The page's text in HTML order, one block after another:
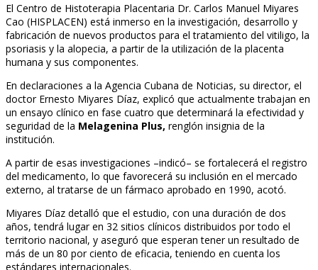
El Centro de Histoterapia Placentaria Dr. Carlos Manuel Miyares
Cao (HISPLACEN) está inmerso en la investigación, desarrollo y
fabricación de nuevos productos para el tratamiento del vitiligo, la
psoriasis y la alopecia, a partir de la utilización de la placenta
humana y sus componentes.
En declaraciones a la Agencia Cubana de Noticias, su director, el
doctor Ernesto Miyares Díaz, explicó que actualmente trabajan en
un ensayo clínico en fase cuatro que determinará la efectividad y
seguridad de la Melagenina Plus, renglón insignia de la
institución.
A partir de esas investigaciones –indicó– se fortalecerá el registro
del medicamento, lo que favorecerá su inclusión en el mercado
externo, al tratarse de un fármaco aprobado en 1990, acotó.
Miyares Díaz detalló que el estudio, con una duración de dos
años, tendrá lugar en 32 sitios clínicos distribuidos por todo el
territorio nacional, y aseguró que esperan tener un resultado de
más de un 80 por ciento de eficacia, teniendo en cuenta los
estándares internacionales.